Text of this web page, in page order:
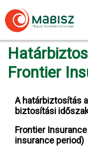
to
content
Frontier
A határbiztosítás
biztosítási
Frontier
insurance period)